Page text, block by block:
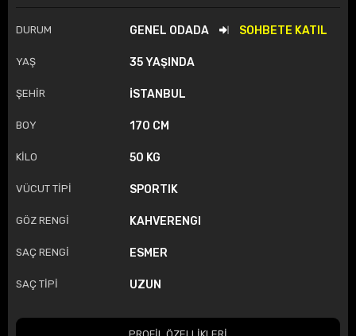
DURUM GENEL ODADA SOHBETE KATIL
YAŞ 35 YAŞINDA
ŞEHİR İSTANBUL
BOY 170 CM
KİLO 50 KG
VÜCUT TİPİ SPORTIK
GÖZ RENGİ KAHVERENGI
SAÇ RENGİ ESMER
SAÇ TİPİ UZUN